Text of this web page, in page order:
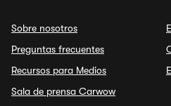
Sobre nosotros
Preguntas frecuentes
Recursos para Medios
Sala de prensa Carwow